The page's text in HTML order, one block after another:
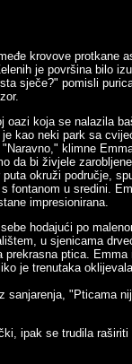
krovove protkane
je površina bilo
sječe?" pomisli
oazi koja se nalazila
kao neki park sa
klimne
da bi živjele
okruži područje,
fontanom u sredini.
impresionirana.
hodajući po
u sjenicama
ptica. Emma
je trenutaka
sanjarenja, "Pticama
ipak se trudila raširiti